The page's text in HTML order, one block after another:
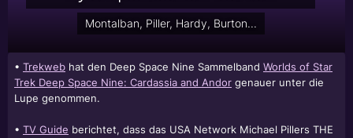
Montalban, Piller, Hardy, Burton...
• Trekweb hat den Deep Space Nine Sammelband Worlds of Star
Trek Deep Space Nine: Cardassia and Andor genauer unter die
Lupe genommen.
• TV Guide berichtet, dass das USA Network Michael Pillers THE